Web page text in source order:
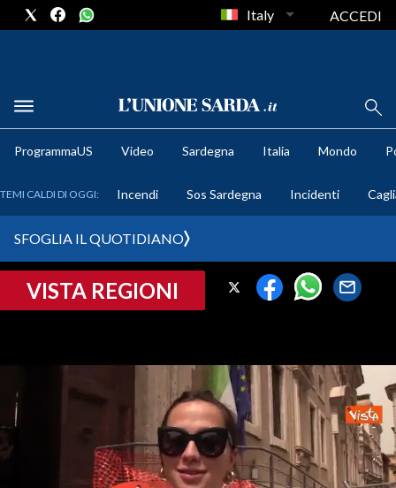
METEO
CRONACA SARDEGNA
ORISTANO E PROVINCIA
SASSARI E PROVINCIA
Italy ACCEDI
ProgrammaUS Video Sardegna Italia Mondo
TEMI CALDI DI OGGI: Incendi Sos Sardegna Incidenti
SFOGLIA IL QUOTIDIANO
VISTA REGIONI